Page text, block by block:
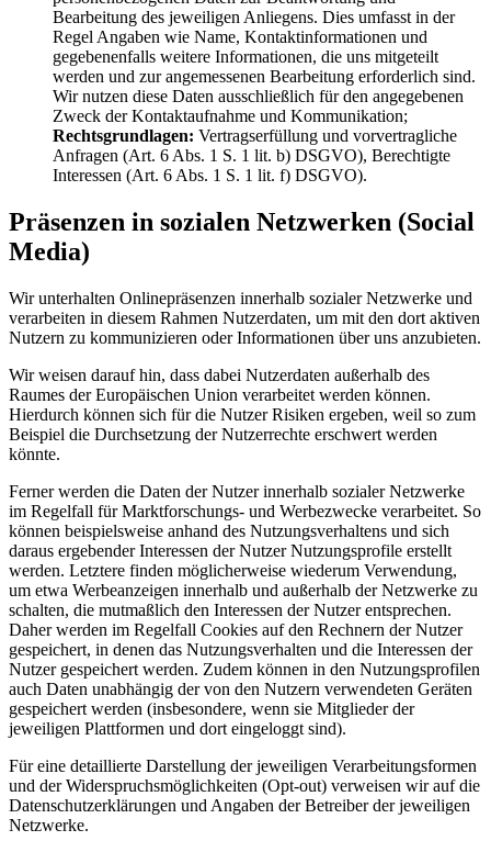
Bearbeitung des jeweiligen Anliegens. Dies umfasst in der
Regel Angaben wie Name, Kontaktinformationen und
gegebenenfalls weitere Informationen, die uns mitgeteilt
werden und zur angemessenen Bearbeitung erforderlich sind.
Wir nutzen diese Daten ausschließlich für den angegebenen
Zweck der Kontaktaufnahme und Kommunikation;
Rechtsgrundlagen: Vertragserfüllung und vorvertragliche
Anfragen (Art. 6 Abs. 1 S. 1 lit. b) DSGVO), Berechtigte
Interessen (Art. 6 Abs. 1 S. 1 lit. f) DSGVO).
Präsenzen in sozialen Netzwerken (Social
Media)
Wir unterhalten Onlinepräsenzen innerhalb sozialer Netzwerke und
verarbeiten in diesem Rahmen Nutzerdaten, um mit den dort aktiven
Nutzern zu kommunizieren oder Informationen über uns anzubieten.
Wir weisen darauf hin, dass dabei Nutzerdaten außerhalb des
Raumes der Europäischen Union verarbeitet werden können.
Hierdurch können sich für die Nutzer Risiken ergeben, weil so zum
Beispiel die Durchsetzung der Nutzerrechte erschwert werden
könnte.
Ferner werden die Daten der Nutzer innerhalb sozialer Netzwerke
im Regelfall für Marktforschungs- und Werbezwecke verarbeitet. So
können beispielsweise anhand des Nutzungsverhaltens und sich
daraus ergebender Interessen der Nutzer Nutzungsprofile erstellt
werden. Letztere finden möglicherweise wiederum Verwendung,
um etwa Werbeanzeigen innerhalb und außerhalb der Netzwerke zu
schalten, die mutmaßlich den Interessen der Nutzer entsprechen.
Daher werden im Regelfall Cookies auf den Rechnern der Nutzer
gespeichert, in denen das Nutzungsverhalten und die Interessen der
Nutzer gespeichert werden. Zudem können in den Nutzungsprofilen
auch Daten unabhängig der von den Nutzern verwendeten Geräten
gespeichert werden (insbesondere, wenn sie Mitglieder der
jeweiligen Plattformen und dort eingeloggt sind).
Für eine detaillierte Darstellung der jeweiligen Verarbeitungsformen
und der Widerspruchsmöglichkeiten (Opt-out) verweisen wir auf die
Datenschutzerklärungen und Angaben der Betreiber der jeweiligen
Netzwerke.